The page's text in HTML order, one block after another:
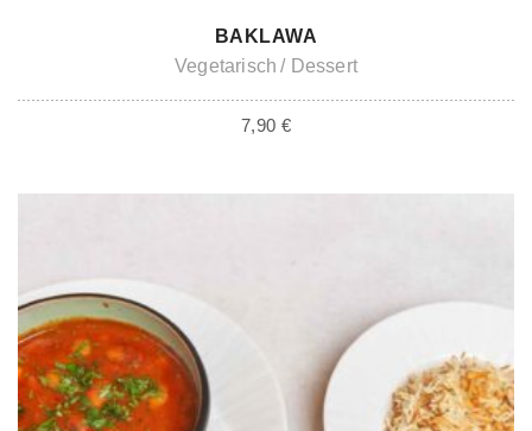
IN DEN WARENKORB
BAKLAWA
Vegetarisch
Dessert
7,90 €